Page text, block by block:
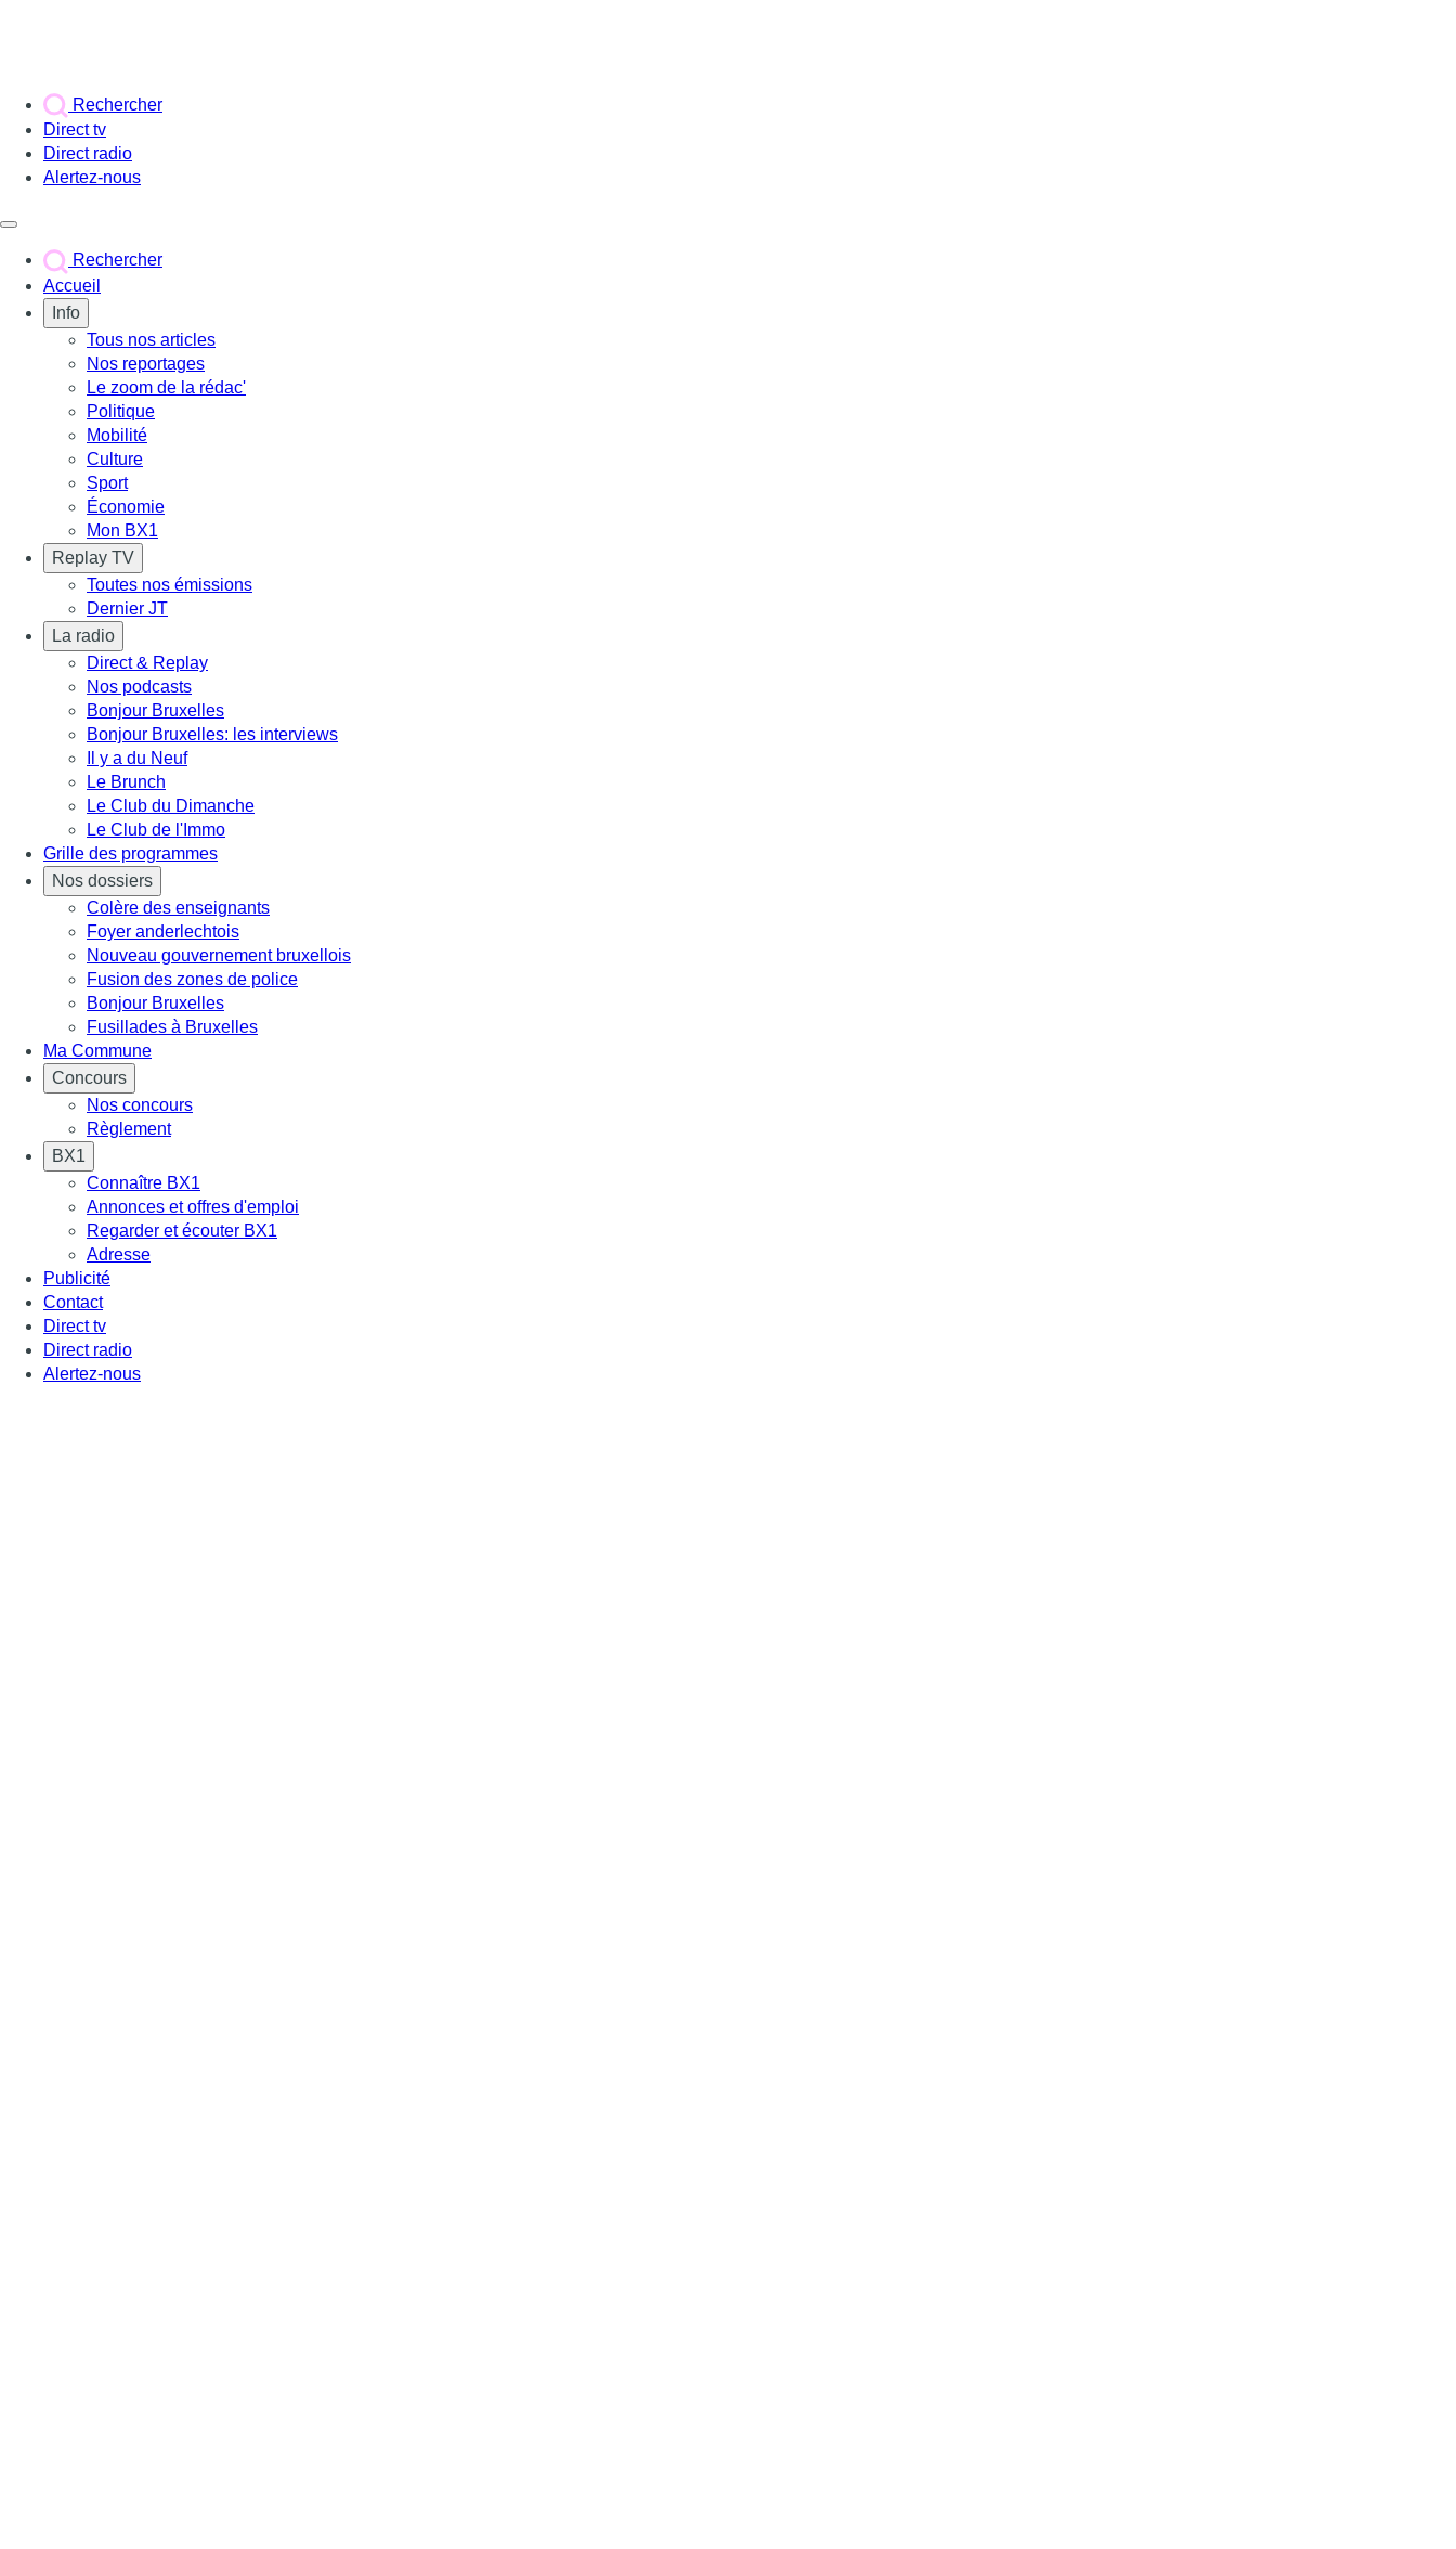
Rechercher
Direct tv
Direct radio
Alertez-nous
Rechercher
Accueil
Info
Tous nos articles
Nos reportages
Le zoom de la rédac'
Politique
Mobilité
Culture
Sport
Économie
Mon BX1
Replay TV
Toutes nos émissions
Dernier JT
La radio
Direct & Replay
Nos podcasts
Bonjour Bruxelles
Bonjour Bruxelles: les interviews
Il y a du Neuf
Le Brunch
Le Club du Dimanche
Le Club de l'Immo
Grille des programmes
Nos dossiers
Colère des enseignants
Foyer anderlechtois
Nouveau gouvernement bruxellois
Fusion des zones de police
Bonjour Bruxelles
Fusillades à Bruxelles
Ma Commune
Concours
Nos concours
Règlement
BX1
Connaître BX1
Annonces et offres d'emploi
Regarder et écouter BX1
Adresse
Publicité
Contact
Direct tv
Direct radio
Alertez-nous